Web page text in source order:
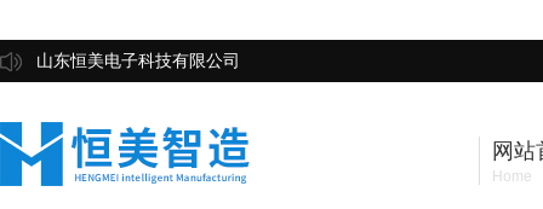
山东恒美电子科技有限公司
网站
Home